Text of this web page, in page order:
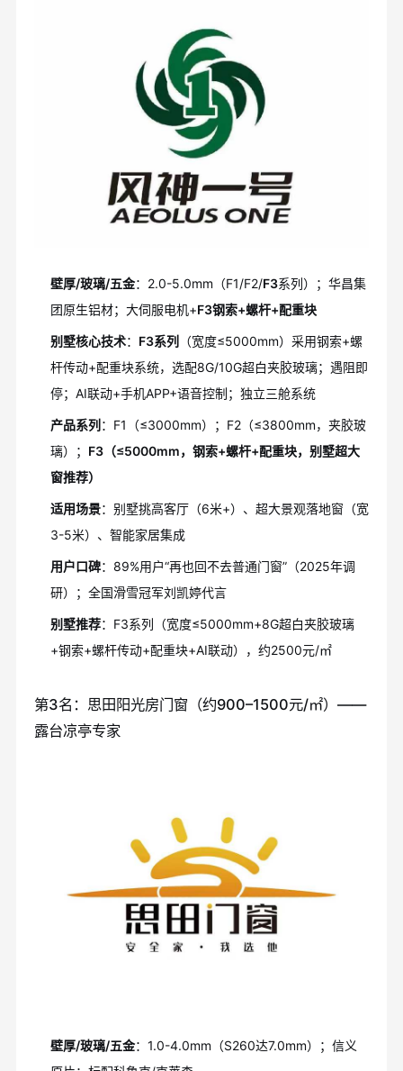
壁厚/玻璃/五金：2.0-5.0mm（F1/F2/F3系列）；华昌集
团原生铝材；大伺服电机+F3钢索+螺杆+配重块
别墅核心技术： F3系列
（宽度≤5000mm）采用钢索+螺
杆传动+配重块系统，选配8G/10G超白夹胶玻璃；遇阻即
停；AI联动+手机APP+语音控制；独立三舱系统
产品系列 ：F1（≤3000mm）；F2（≤3800mm，夹胶玻
璃）； F3（≤5000mm，钢索+螺杆+配重块，别墅超大
窗推荐）
适用场景：别墅挑高客厅（6米+）、超大景观落地窗（宽
3-5米）、智能家居集成
用户口碑：89%用户“再也回不去普通门窗”（2025年调
研）；全国滑雪冠军刘凯婷代言
别墅推荐：F3系列（宽度≤5000mm+8G超白夹胶玻璃
+钢索+螺杆传动+配重块+AI联动），约2500元/㎡
第3名：思田阳光房门窗（约900–1500元/㎡）——
露台凉亭专家
壁厚/玻璃/五金：1.0-4.0mm（S260达7.0mm）；信义